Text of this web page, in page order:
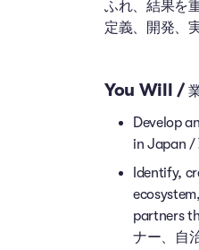
ふれ、結果を
定義、開発、
You Will /
Develop
in Japan /
Identify,
partners
ナー、自